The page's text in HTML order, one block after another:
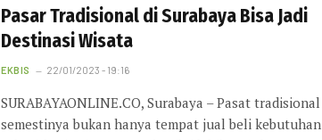
Pasar Tradisional di Surabaya Bisa Jadi
Destinasi Wisata
EKBIS 22/01/2023 - 19:16
SURABAYAONLINE.CO, Surabaya – Pasat tradisional
semestinya bukan hanya tempat jual beli kebutuhan